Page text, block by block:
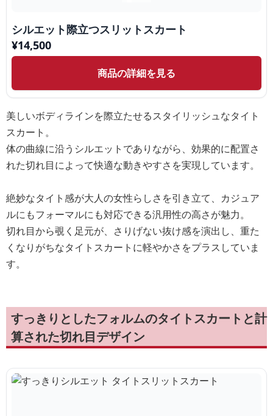
シルエット際立つスリットスカート
¥14,500
商品の詳細を見る
美しいボディラインを際立たせるスタイリッシュなタイト
スカート。
体の曲線に沿うシルエットでありながら、効果的に配置さ
れた切れ目によって快適な動きやすさを実現しています。
絶妙なタイト感が大人の女性らしさを引き立て、カジュア
ルにもフォーマルにも対応できる汎用性の高さが魅力。
切れ目から覗く足元が、さりげない抜け感を演出し、重た
くなりがちなタイトスカートに軽やかさをプラスしていま
す。
すっきりとしたフォルムのタイトスカートと計
算された切れ目デザイン